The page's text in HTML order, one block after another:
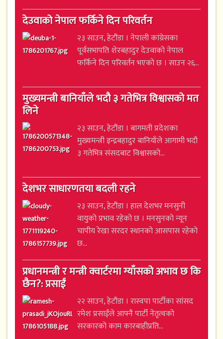
देउवाको नेपाल फर्किने दिन परिवर्तन
२३ साउन, हेटौंडा । नेपाली कांग्रेसका
पूर्वसभापति शेरबहादुर देउवाको नेपाल
फर्किने दिन परिवर्तन भएको छ । साउन २६...
मुख्यमन्त्री बानियाँले भदौ ३ गतेभित्र विश्वासको मत
लिने
२३ साउन, हेटौंडा । बागमती प्रदेशका
मुख्यमन्त्री इन्द्रबहादुर बानियाँले आगामी भदौ
३ गतेभित्र संसदबाट विश्वासको...
देशभर साधारणतया बदली रहने
२३ साउन, हेटौंडा । हाल देशभर मनसुनी
वायुको प्रभाव रहेको छ । मनसुनको न्यून
चापीय रेखा सरदर स्थानको आसपास रहेको
छ...
प्रधानमन्त्री र मन्त्री क्वार्टरमा ग्याँसको अभाव छ कि
छैन?: प्रसाईं
२२ साउन, हेटौंडा । रास्वपा पार्टीका सांसद
रमेश प्रसाईंले आफ्नै पार्टी नेतृत्वको
सरकारको काम कारबाहीप्रति...